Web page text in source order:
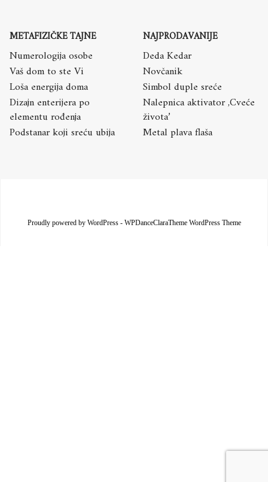
METAFIZIČKE TAJNE
Numerologija osobe
Vaš dom to ste Vi
Loša energija doma
Dizajn enterijera po
elementu rođenja
Podstanar koji sreću ubija
NAJPRODAVANIJE
Deda Kedar
Novčanik
Simbol duple sreće
Nalepnica aktivator ,Cveće
života’
Metal plava flaša
Proudly powered by WordPress- WPDanceClaraTheme WordPress Theme